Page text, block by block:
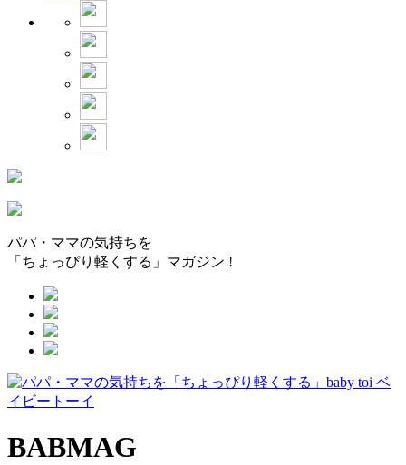
パパ・ママの気持ちを
「ちょっぴり軽くする」マガジン !
BABMAG